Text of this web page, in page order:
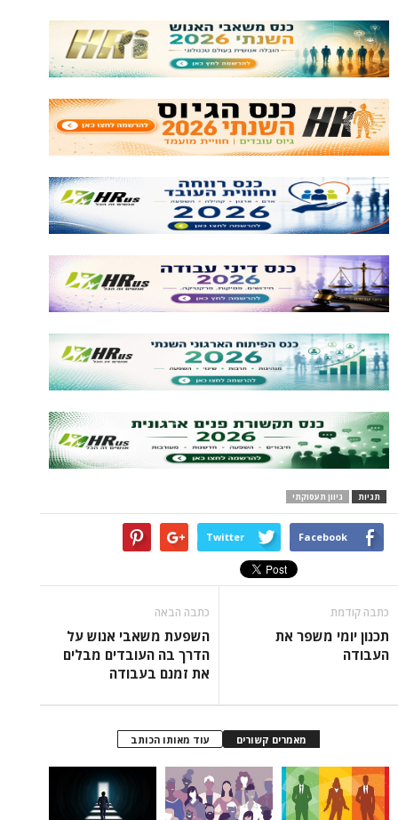
תגיות גיוון תעסוקתי
Facebook
Twitter
כתבה קודמת
תכנון יומי משפר את
העבודה
כתבה הבאה
השפעת משאבי אנוש על
הדרך בה העובדים מבלים
את זמנם בעבודה
מאמרים קשורים עוד מאותו הכותב